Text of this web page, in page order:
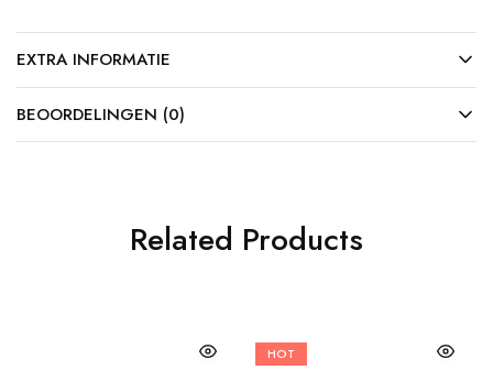
EXTRA INFORMATIE
BEOORDELINGEN (0)
Related Products
HOT